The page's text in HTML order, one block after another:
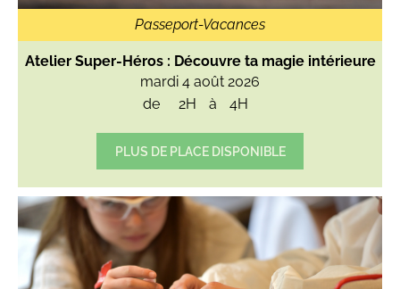
Passeport-Vacances
Atelier Super-Héros : Découvre ta magie intérieure
mardi 4 août 2026
de
2H à 4H
PLUS DE PLACE DISPONIBLE